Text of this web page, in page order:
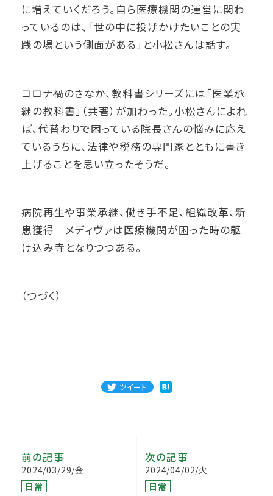
に増えていくだろう。自ら医療機関の運営に関わ
っているのは、「世の中に投げかけたいことの実
践の場という側面がある」と小松さんは話す。
コロナ禍のさなか、教科書シリーズには「医業承
継の教科書」（共著）が加わった。小松さんによれ
ば、代替わりで困っている院長さんの悩みに応え
ているうちに、法律や税務の専門家とともに書き
上げることを思い立ったそうだ。
病院再生や事業承継、働き手不足、組織改革、新
患獲得—メディヴァは医療機関が困った時の駆
け込み寺となりつつある。
（つづく）
ツイート
前の記事
2024/03/29/金
日常
次の記事
2024/04/02/火
日常